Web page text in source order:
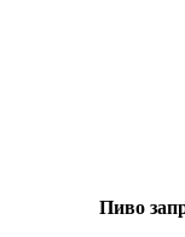
Пиво